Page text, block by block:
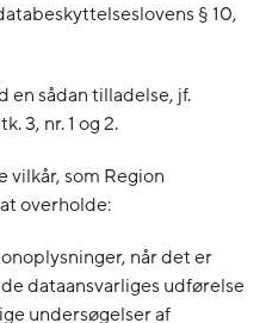
§ 10,
sådan tilladelse, jf.
3, nr. 1 og 2.
vilkår, som Region
overholde:
når det er
dataansvarliges udførelse
undersøgelser af